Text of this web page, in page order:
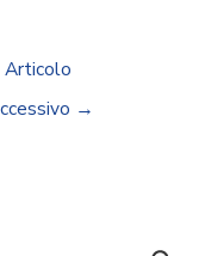
Articolo
→